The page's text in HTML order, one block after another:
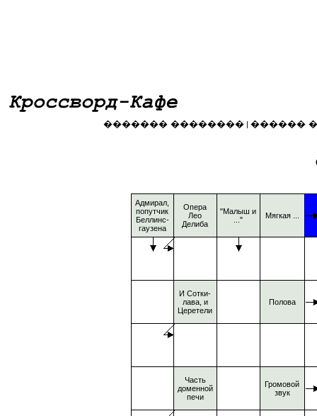
������� ��������| ������
Адмирал,
попутчик
Беллинс-
гаузена
Опера
Лео
Делиба
"Малыш и
..."
Мягкая ...
И Сотки-
лава, и
Церетели
Полова
Часть
доменной
печи
Громовой
звук